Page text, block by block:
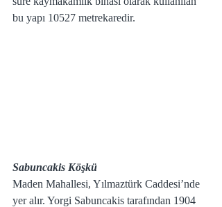
bu yapı 10527 metrekaredir.
Sabuncakis Köşkü
Maden Mahallesi, Yılmaztürk Caddesi’nde
yer alır. Yorgi Sabuncakis tarafından 1904